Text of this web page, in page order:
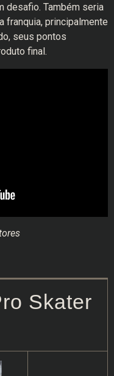
desafio. Também seria
franquia, principalmente
seus pontos
final.
Skater